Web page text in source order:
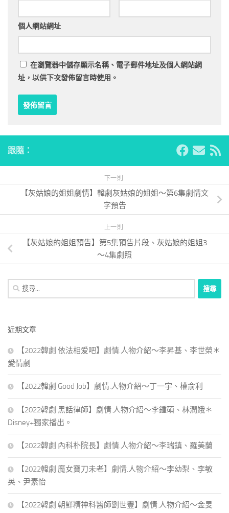
個人網站網址
在瀏覽器中儲存顯示名稱、電子郵件地址及個人網站網
址，以供下次發佈留言時使用。
跟隨：
下一則
【灰姑娘的姐姐劇情】韓劇灰姑娘的姐姐～第6集劇情文
字預告
上一則
【灰姑娘的姐姐預告】第5集預告片段、灰姑娘的姐姐3
～4集劇照
搜
尋
字:
近期文章
【2022韓劇 依法相爱吧】劇情.人物介紹～李昇基、李世榮＊
愛情劇
【2022韓劇 Good Job】劇情.人物介紹～丁一宇、權俞利
【2022韓劇 黑話律師】劇情.人物介紹～李鍾碩、林潤娥＊
Disney+獨家播出。
【2022韓劇 內科朴院長】劇情.人物介紹～李瑞鎮、羅美蘭
【2022韓劇 魔女寶刀未老】劇情.人物介紹～李幼梨、李敏
英、尹素怡
【2022韓劇 朝鮮精神科醫師劉世豐】劇情.人物介紹～金旻